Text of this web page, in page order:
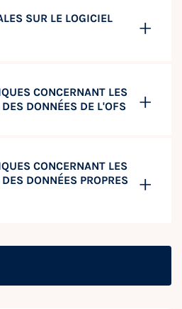
SUR LE LOGICIEL
CONCERNANT LES
DONNÉES DE L'OFS
CONCERNANT LES
DONNÉES PROPRES